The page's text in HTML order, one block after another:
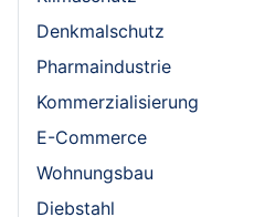
Denkmalschutz
Pharmaindustrie
Kommerzialisierung
E-Commerce
Wohnungsbau
Diebstahl